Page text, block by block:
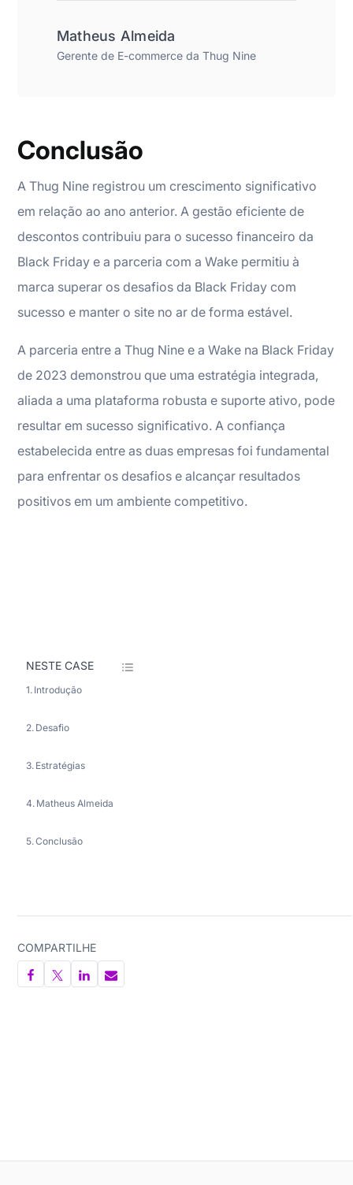
NESTE CASE
Introdução
Desafio
Estratégias
Matheus Almeida
Conclusão
COMPARTILHE
Matheus Almeida
Gerente de E-commerce da Thug Nine
Conclusão
A Thug Nine registrou um crescimento significativo
em relação ao ano anterior. A gestão eficiente de
descontos contribuiu para o sucesso financeiro da
Black Friday e a parceria com a Wake permitiu à
marca superar os desafios da Black Friday com
sucesso e manter o site no ar de forma estável.
A parceria entre a Thug Nine e a Wake na Black Friday
de 2023 demonstrou que uma estratégia integrada,
aliada a uma plataforma robusta e suporte ativo, pode
resultar em sucesso significativo. A confiança
estabelecida entre as duas empresas foi fundamental
para enfrentar os desafios e alcançar resultados
positivos em um ambiente competitivo.